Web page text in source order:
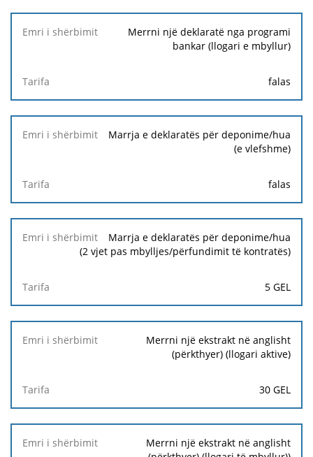
Merrni një deklaratë nga programi
bankar (llogari e mbyllur)
falas
Marrja e deklaratës për deponime/hua
(e vlefshme)
falas
Marrja e deklaratës për deponime/hua
(2 vjet pas mbylljes/përfundimit të kontratës)
5 GEL
Merrni një ekstrakt në anglisht
(përkthyer) (llogari aktive)
30 GEL
Merrni një ekstrakt në anglisht